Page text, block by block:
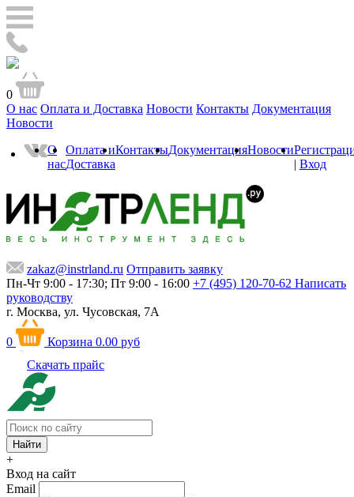
0
О нас Оплата и Доставка Новости Контакты Документация
Новости
О
нас
Оплата и
Доставка
КонтактыДокументацияНовости
| Вход
zakaz@instrland.ru Отправить заявку
Пн-Чт 9:00 - 17:30; Пт 9:00 - 16:00 +7 (495) 120-70-62 Написать
руководству
г. Москва, ул. Чусовская, 7А
0 Корзина 0.00 руб
Скачать прайс
+
Вход на сайт
Email